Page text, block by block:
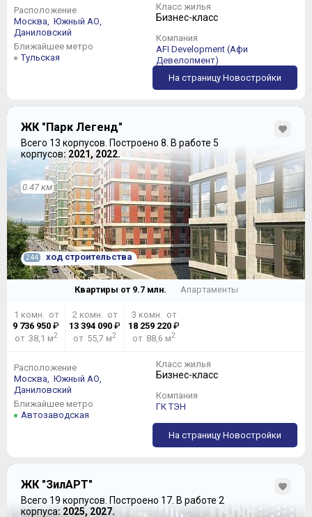
Расположение
Москва,
Южный АО,
Даниловский
Ближайшее метро
Тульская
Класс жилья
Бизнес-класс
Компания
AFI Development (Афи
Девелопмент)
На страницу Новостройки
ЖК "Парк Легенд"
Всего 13 корпусов. Построено 8. В работе 5
корпусов: 2021, 2022.
0.47 км
244 ход строительства
Квартиры от 9.7млн.
1 комн. от
9 736 950 ₽
от 38,1 м2
2 комн. от
13 394 090 ₽
от 55,7 м2
3 комн. от
18 259 220₽
от 88,6 м2
Апартаменты
Расположение
Москва,
Южный АО,
Даниловский
Ближайшее метро
Автозаводская
Класс жилья
Бизнес-класс
Компания
ГК ТЭН
На страницу Новостройки
ЖК "ЗилАРТ"
Всего 19 корпусов. Построено 17. В работе 2
корпуса: 2025, 2027.